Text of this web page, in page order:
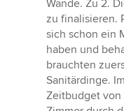
Wände. Zu 2.
zu finalisieren.
sich schon ein
haben und
brauchten
Sanitärdinge.
Zeitbudget von